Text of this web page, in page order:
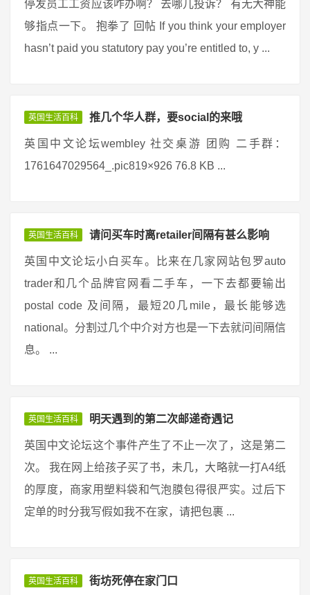
停发员工工资应该咋办啊？ 去哪儿投诉？ 有无大神能
够指点一下。 抱拳了 回帖 If you think your employer
hasn’t paid you statutory pay you’re entitled to, y ...
英国生活百科 推几个华人群，要social的来哦
英国中文论坛wembley 社交桌游 团购 二手群：
1761647029564_.pic819×926 76.8 KB ...
英国生活百科 请问买车时离retailer间隔有甚么影响
英国中文论坛小白买车。比来在几家网站包罗auto
trader和几个品牌官网看二手车，一下去都要输出
postal code 及间隔，最短20几mile，最长能够选
national。分割过几个中介对方也是一下去就问间隔信
息。 ...
英国生活百科 明天遇到的第二次邮递奇遇记
英国中文论坛这个事件产生了不止一次了，这是第二
次。 我在网上给孩子买了书，未几，大略就一打A4纸
的厚度，商家用塑料袋和气泡膜包得很严实。过后下
定单的时分我写假如我不在家，请把包裹 ...
英国生活百科 街坊死停在家门口